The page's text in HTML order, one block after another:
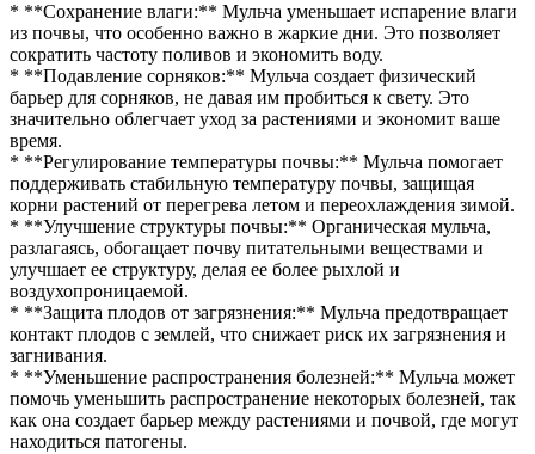
* **Сохранение влаги:** Мульча уменьшает испарение влаги
из почвы, что особенно важно в жаркие дни. Это позволяет
сократить частоту поливов и экономить воду.
* **Подавление сорняков:** Мульча создает физический
барьер для сорняков, не давая им пробиться к свету. Это
значительно облегчает уход за растениями и экономит ваше
время.
* **Регулирование температуры почвы:** Мульча помогает
поддерживать стабильную температуру почвы, защищая
корни растений от перегрева летом и переохлаждения зимой.
* **Улучшение структуры почвы:** Органическая мульча,
разлагаясь, обогащает почву питательными веществами и
улучшает ее структуру, делая ее более рыхлой и
воздухопроницаемой.
* **Защита плодов от загрязнения:** Мульча предотвращает
контакт плодов с землей, что снижает риск их загрязнения и
загнивания.
* **Уменьшение распространения болезней:** Мульча может
помочь уменьшить распространение некоторых болезней, так
как она создает барьер между растениями и почвой, где могут
находиться патогены.